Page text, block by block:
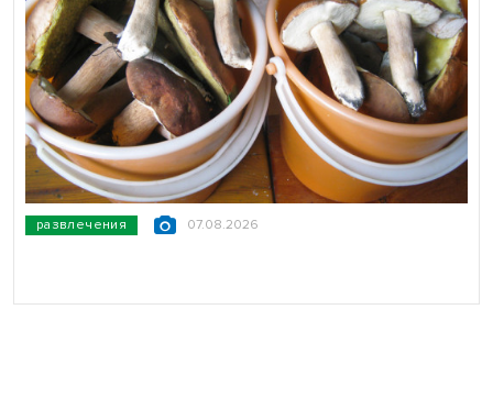
развлечения 07.08.2026